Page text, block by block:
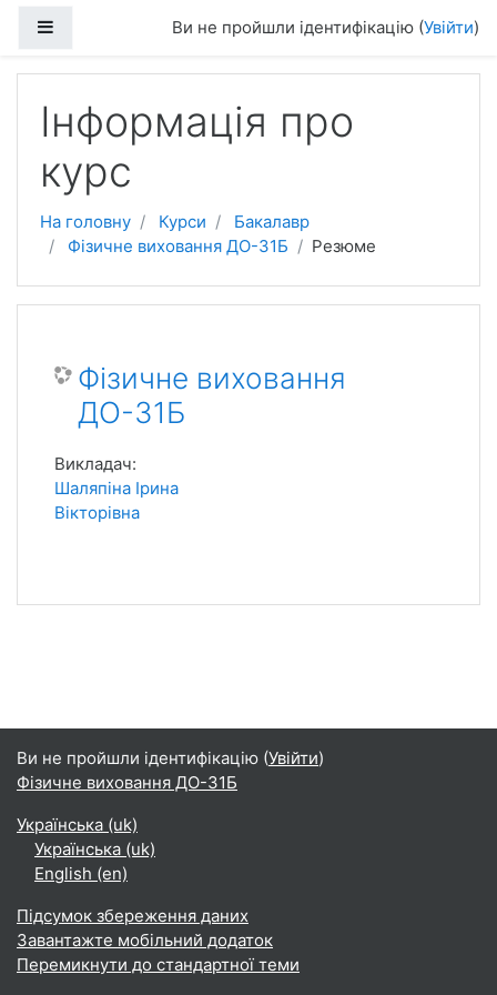
Ви не пройшли ідентифікацію (Увійти)
Інформація про
курс
На головну Курси
Бакалавр
Фізичне виховання ДО-31Б
Резюме
Фізичне виховання
ДО-31Б
Викладач:
Шаляпіна Ірина
Вікторівна
Ви не пройшли ідентифікацію (Увійти)
Фізичне виховання ДО-31Б
Українська ‎(uk)‎
Українська ‎(uk)‎
English ‎(en)‎
Підсумок збереження даних
Завантажте мобільний додаток
Перемикнути до стандартної теми